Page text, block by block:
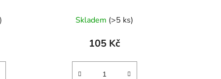
Skladem (>5 ks)
105 Kč